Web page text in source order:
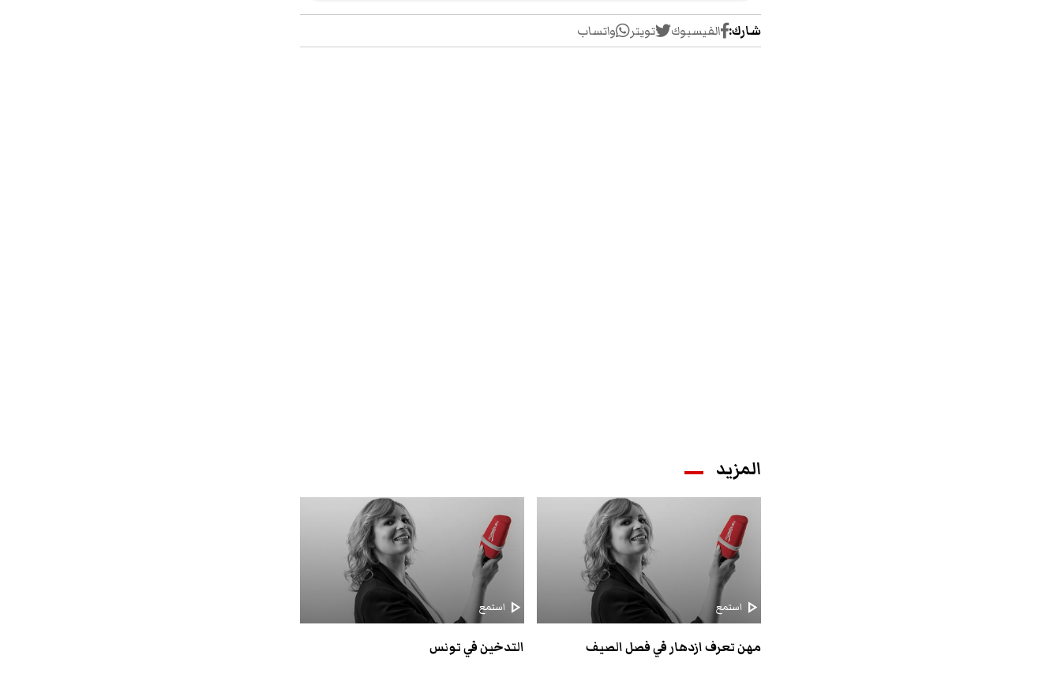
شارك: الفيسبوك تويتر واتساب
المزيد
play_arrow استمع
مهن تعرف ازدهار في فصل الصيف
play_arrow استمع
التدخين في تونس